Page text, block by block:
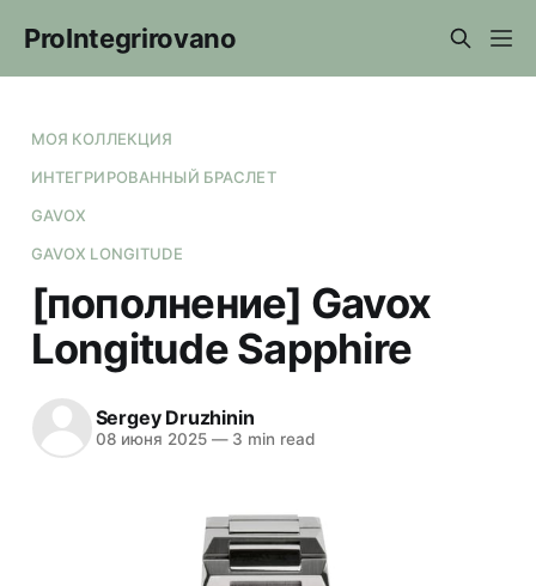
ProIntegrirovano
МОЯ КОЛЛЕКЦИЯ
ИНТЕГРИРОВАННЫЙ БРАСЛЕТ
GAVOX
GAVOX LONGITUDE
[пополнение] Gavox
Longitude Sapphire
Sergey Druzhinin
08 июня 2025 —3 min read